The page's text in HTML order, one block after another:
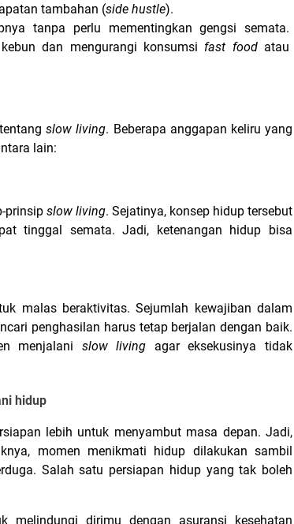
tambahan (side hustle).
tanpa perlu mementingkan gengsi semata.
dan mengurangi konsumsi fast food atau
slow living. Beberapa anggapan keliru yang
lain:
prinsip slow living. Sejatinya, konsep hidup tersebut
tinggal semata. Jadi, ketenangan hidup bisa
malas beraktivitas. Sejumlah kewajiban dalam
penghasilan harus tetap berjalan dengan baik.
menjalani slow living agar eksekusinya tidak
hidup
momen menikmati hidup dilakukan sambil
Salah satu persiapan hidup yang tak boleh
melindungi dirimu dengan asuransi kesehatan